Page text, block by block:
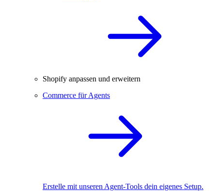
Shopify anpassen und erweitern
Commerce für Agents
Erstelle mit unseren Agent-Tools dein eigenes Setup.